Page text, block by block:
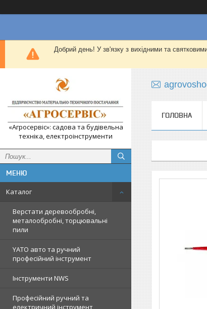
Добрий день! У зв'язку з вихідними та
«Агросервіс»: садова та будівельна
техніка, електроінструменти
Каталог
Верстати деревообробні,
металообробні, торцювальні
пили
YATO авто та ручний
професійний інструмент
Інструменти NWS
Професійний ручний та
ГОЛОВНА